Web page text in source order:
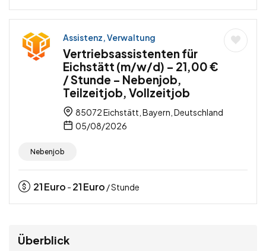
Assistenz, Verwaltung
Vertriebsassistenten für
Eichstätt (m/w/d) – 21,00 €
/ Stunde – Nebenjob,
Teilzeitjob, Vollzeitjob
85072 Eichstätt, Bayern, Deutschland
05/08/2026
Nebenjob
21Euro - 21Euro / Stunde
Überblick